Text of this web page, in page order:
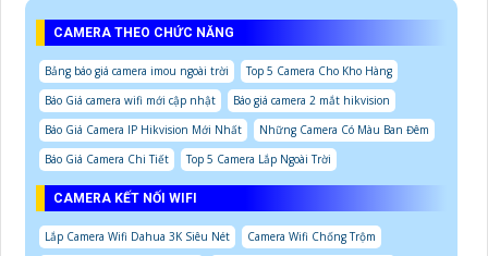
CAMERA THEO CHỨC NĂNG
Bảng báo giá camera imou ngoài trời
Top 5 Camera Cho Kho Hàng
Báo Giá camera wifi mới cập nhật
Báo giá camera 2 mắt hikvision
Báo Giá Camera IP Hikvision Mới Nhất
Những Camera Có Màu Ban Đêm
Báo Giá Camera Chi Tiết
Top 5 Camera Lắp Ngoài Trời
CAMERA KẾT NỐI WIFI
Lắp Camera Wifi Dahua 3K Siêu Nét
Camera Wifi Chống Trộm